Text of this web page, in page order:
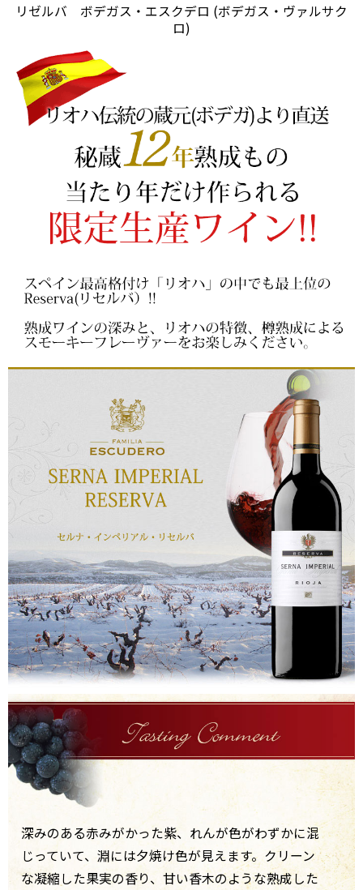
リゼルバ ボデガス・エスクデロ (ボデガス・ヴァルサク
ロ)
深みのある赤みがかった紫、れんが色がわずかに混
じっていて、淵には夕焼け色が見えます。クリーン
な凝縮した果実の香り、甘い香木のような熟成した